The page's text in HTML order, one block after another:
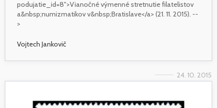
podujatie_id=8">Vianočné výmenné stretnutie filatelistov
a&nbsp;numizmatikov v&nbsp;Bratislave</a> (21. 11. 2015). --
>
Vojtech Jankovič
24. 10. 2015